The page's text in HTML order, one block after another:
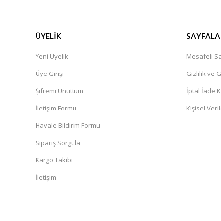
ÜYELİK
Yeni Üyelik
Üye Girişi
Şifremi Unuttum
İletişim Formu
Havale Bildirim Formu
Sipariş Sorgula
Kargo Takibi
İletişim
Mesafeli
Gizlilik ve
İptal İade
Kişisel